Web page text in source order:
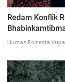
Redam Konflik
Humas Polresta